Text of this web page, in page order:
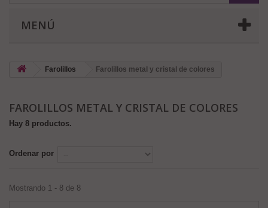
MENÚ
Farolillos Farolillos metal y cristal de colores
FAROLILLOS METAL Y CRISTAL DE COLORES
Hay 8 productos.
Ordenar por
Mostrando 1 - 8 de 8